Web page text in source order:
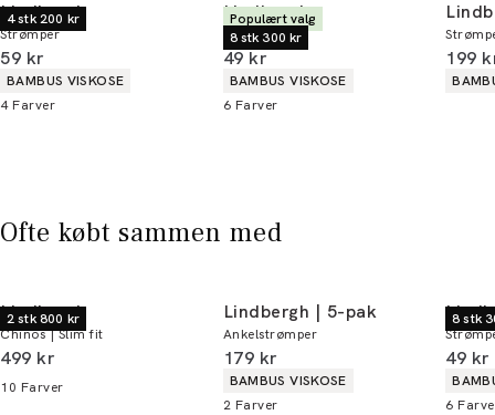
Du kan indløse din bonus 365 dage om året i
alle butikker og online.
4 stk 200 kr
Lindbergh
Strømper
I alt (inkl. rabat)
59 kr
Produkt egenskaber
BAMBUS VISKOSE
4 Farver
Populært valg
8 stk 300 kr
Lindbergh
Strømper
I alt (inkl. rabat)
49 kr
Produkt egenskaber
BAMBUS VISKOSE
6 Farver
I alt
199
Ofte købt sammen med
2 stk 800 kr
Lindbergh
Chinos | Slim fit
I alt (inkl. rabat)
499 kr
10 Farver
Lindbergh | 5-pak
Ankelstrømper
I alt (inkl. rabat)
179 kr
Produkt egenskaber
BAMBUS VISKOSE
2 Farver
8 stk
I alt
49 kr
6